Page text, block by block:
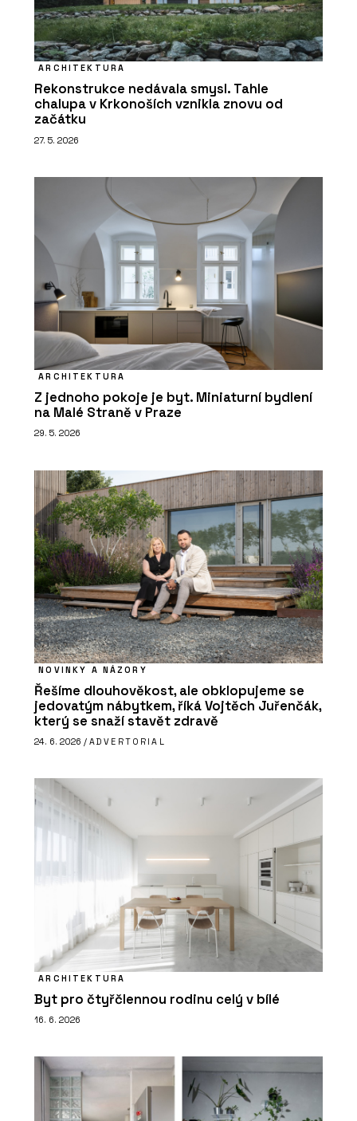
ARCHITEKTURA
Rekonstrukce nedávala smysl. Tahle
chalupa v Krkonoších vznikla znovu od
začátku
27. 5. 2026
ARCHITEKTURA
Z jednoho pokoje je byt. Miniaturní bydlení
na Malé Straně v Praze
29. 5. 2026
NOVINKY A NÁZORY
Řešíme dlouhověkost, ale obklopujeme se
jedovatým nábytkem, říká Vojtěch Juřenčák,
který se snaží stavět zdravě
24. 6. 2026 / ADVERTORIAL
ARCHITEKTURA
Byt pro čtyřčlennou rodinu celý v bílé
16. 6. 2026